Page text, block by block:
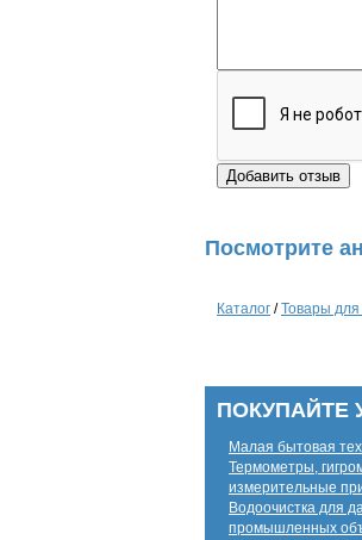
Посмотрите
Каталог /Товары для
ПОКУПАЙТЕ
Малая бытовая
Термометры,
измерительные
Водоочистка для
промышленных